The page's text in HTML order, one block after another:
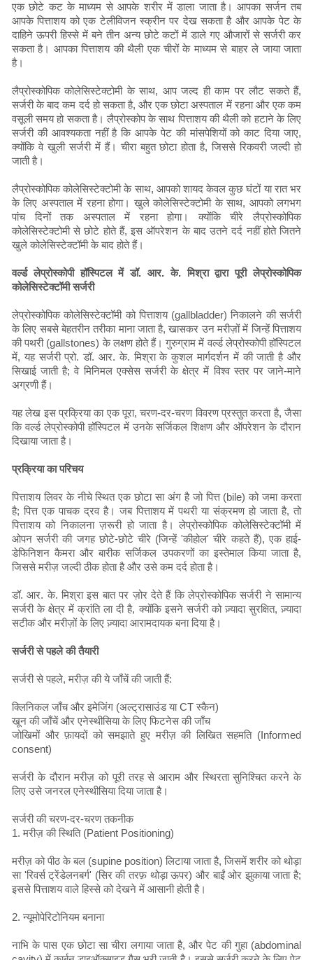
एक छोटे कट के माध्यम से आपके शरीर में डाला जाता है। आपका सर्जन तब
आपके पित्ताशय को एक टेलीविजन स्क्रीन पर देख सकता है और आपके पेट के
दाहिने ऊपरी हिस्से में बने तीन अन्य छोटे कटों में डाले गए औजारों से सर्जरी कर
सकता है। आपका पित्ताशय की थैली एक चीरों के माध्यम से बाहर ले जाया जाता
है।
लैप्रोस्कोपिक कोलेसिस्टेक्टोमी के साथ, आप जल्द ही काम पर लौट सकते हैं,
सर्जरी के बाद कम दर्द हो सकता है, और एक छोटा अस्पताल में रहना और एक कम
वसूली समय हो सकता है। लैप्रोस्कोप के साथ पित्ताशय की थैली को हटाने के लिए
सर्जरी की आवश्यकता नहीं है कि आपके पेट की मांसपेशियों को काट दिया जाए,
क्योंकि वे खुली सर्जरी में हैं। चीरा बहुत छोटा होता है, जिससे रिकवरी जल्दी हो
जाती है।
लैप्रोस्कोपिक कोलेसिस्टेक्टोमी के साथ, आपको शायद केवल कुछ घंटों या रात भर
के लिए अस्पताल में रहना होगा। खुले कोलेसिस्टेक्टोमी के साथ, आपको लगभग
पांच दिनों तक अस्पताल में रहना होगा। क्योंकि चीरे लैप्रोस्कोपिक
कोलेसिस्टेक्टोमी से छोटे होते हैं, इस ऑपरेशन के बाद उतने दर्द नहीं होते जितने
खुले कोलेसिस्टेक्टॉमी के बाद होते हैं।
वर्ल्ड लेप्रोस्कोपी हॉस्पिटल में डॉ. आर. के. मिश्रा द्वारा पूरी लेप्रोस्कोपिक
कोलेसिस्टेक्टॉमी सर्जरी
लेप्रोस्कोपिक कोलेसिस्टेक्टॉमी को पित्ताशय (gallbladder) निकालने की सर्जरी
के लिए सबसे बेहतरीन तरीका माना जाता है, खासकर उन मरीज़ों में जिन्हें पित्ताशय
की पथरी (gallstones) के लक्षण होते हैं। गुरुग्राम में वर्ल्ड लेप्रोस्कोपी हॉस्पिटल
में, यह सर्जरी प्रो. डॉ. आर. के. मिश्रा के कुशल मार्गदर्शन में की जाती है और
सिखाई जाती है; वे मिनिमल एक्सेस सर्जरी के क्षेत्र में विश्व स्तर पर जाने-माने
अग्रणी हैं।
यह लेख इस प्रक्रिया का एक पूरा, चरण-दर-चरण विवरण प्रस्तुत करता है, जैसा
कि वर्ल्ड लेप्रोस्कोपी हॉस्पिटल में उनके सर्जिकल शिक्षण और ऑपरेशन के दौरान
दिखाया जाता है।
प्रक्रिया का परिचय
पित्ताशय लिवर के नीचे स्थित एक छोटा सा अंग है जो पित्त (bile) को जमा करता
है; पित्त एक पाचक द्रव है। जब पित्ताशय में पथरी या संक्रमण हो जाता है, तो
पित्ताशय को निकालना ज़रूरी हो जाता है। लेप्रोस्कोपिक कोलेसिस्टेक्टॉमी में
ओपन सर्जरी की जगह छोटे-छोटे चीरे (जिन्हें 'कीहोल' चीरे कहते हैं), एक हाई-
डेफिनिशन कैमरा और बारीक सर्जिकल उपकरणों का इस्तेमाल किया जाता है,
जिससे मरीज़ जल्दी ठीक होता है और उसे कम दर्द होता है।
डॉ. आर. के. मिश्रा इस बात पर ज़ोर देते हैं कि लेप्रोस्कोपिक सर्जरी ने सामान्य
सर्जरी के क्षेत्र में क्रांति ला दी है, क्योंकि इसने सर्जरी को ज़्यादा सुरक्षित, ज़्यादा
सटीक और मरीज़ों के लिए ज़्यादा आरामदायक बना दिया है।
सर्जरी से पहले की तैयारी
सर्जरी से पहले, मरीज़ की ये जाँचें की जाती हैं:
क्लिनिकल जाँच और इमेजिंग (अल्ट्रासाउंड या CT स्कैन)
खून की जाँचें और एनेस्थीसिया के लिए फिटनेस की जाँच
जोखिमों और फ़ायदों को समझाते हुए मरीज़ की लिखित सहमति (Informed
consent)
सर्जरी के दौरान मरीज़ को पूरी तरह से आराम और स्थिरता सुनिश्चित करने के
लिए उसे जनरल एनेस्थीसिया दिया जाता है।
सर्जरी की चरण-दर-चरण तकनीक
1. मरीज़ की स्थिति (Patient Positioning)
मरीज़ को पीठ के बल (supine position) लिटाया जाता है, जिसमें शरीर को थोड़ा
सा 'रिवर्स ट्रेंडेलनबर्ग' (सिर की तरफ़ थोड़ा ऊपर) और बाईं ओर झुकाया जाता है;
इससे पित्ताशय वाले हिस्से को देखने में आसानी होती है।
2. न्यूमोपेरिटोनियम बनाना
नाभि के पास एक छोटा सा चीरा लगाया जाता है, और पेट की गुहा (abdominal